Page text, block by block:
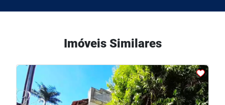
Imóveis Similares